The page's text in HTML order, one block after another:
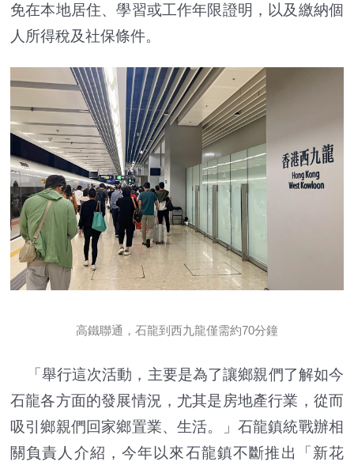
免在本地居住、學習或工作年限證明，以及繳納個
人所得稅及社保條件。
高鐵聯通，石龍到西九龍僅需約70分鐘
「舉行這次活動，主要是為了讓鄉親們了解如今
石龍各方面的發展情況，尤其是房地產行業，從而
吸引鄉親們回家鄉置業、生活。」石龍鎮統戰辦相
關負責人介紹，今年以來石龍鎮不斷推出「新花